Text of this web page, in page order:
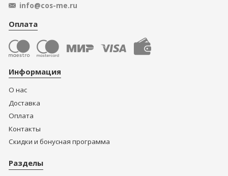
info@cos-me.ru
Оплата
Информация
О нас
Доставка
Оплата
Контакты
Скидки и бонусная программа
Разделы